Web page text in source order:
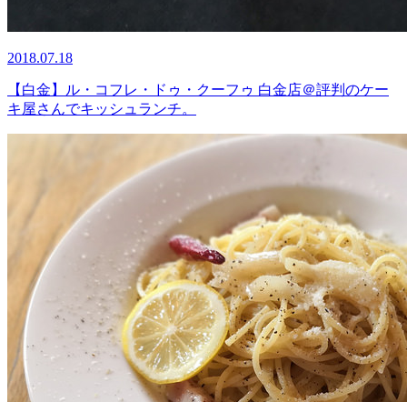
2018.07.18
【白金】ル・コフレ・ドゥ・クーフゥ 白金店＠評判のケー
キ屋さんでキッシュランチ。